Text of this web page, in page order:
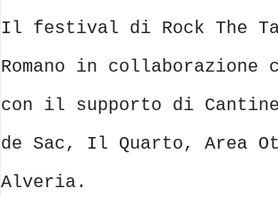
Il festival di Rock The
Romano in collaborazione
con il supporto di
de Sac, Il Quarto, Area
Alveria.